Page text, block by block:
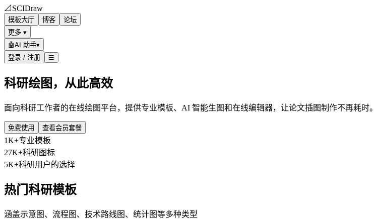
📐 SCIDraw
模板大厅 博客
论坛
更多 ▾
🤖AI 助手▾
登录 / 注册
☰
科研绘图，从此高效
面向科研工作者的在线绘图平台，提供专业模板、AI 智能生图和在线编辑器，让论文插图制作不再耗时。
免费使用 查看会员套餐
1K+专业模板
27K+科研图标
5K+科研用户的选择
热门科研模板
涵盖示意图、流程图、技术路线图、统计图等多种类型